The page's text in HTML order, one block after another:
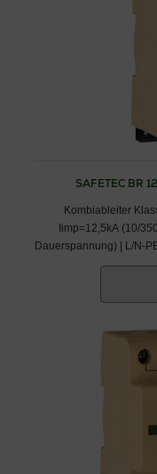
SAFETEC BR
Kombiableiter
Iimp=12,5kA (10/
Dauerspannung) | L/N-
3rd Ed. | IEC/